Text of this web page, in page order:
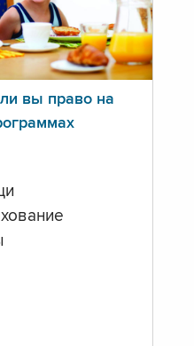
вы право на